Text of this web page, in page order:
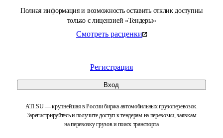
Полная информация и возможность оставить отклик доступны
только с лицензией «Тендеры»
Смотреть расценки
Регистрация
Вход
ATI.SU — крупнейшая в России биржа автомобильных грузоперевозок.
Зарегистрируйтесь и получите доступ к тендерам на перевозки, заявкам
на перевозку грузов и поиск транспорта